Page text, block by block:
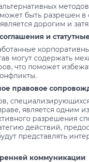
может быть разрешен в
дорогим и
и
могут содержать
что поможет
правовое
является одним
разрешения
действий,
представлять
коммуникации